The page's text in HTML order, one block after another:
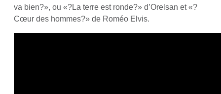
va bien?», ou «?La terre est ronde?» d’Orelsan et «?
Cœur des hommes?» de Roméo Elvis.